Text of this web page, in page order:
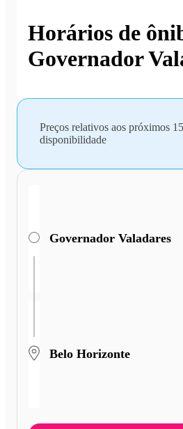
Horários de
Governador
Preços relativos aos próximos
disponibilidade
Governador Valadares
Belo Horizonte